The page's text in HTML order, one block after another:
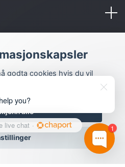
Inlove.no
godta cookies hvis du vil
alle
1
you?
live chat ·